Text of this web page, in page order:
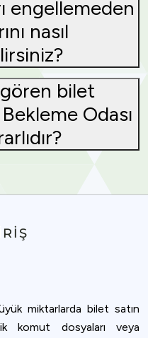
engellemeden
nasıl
bilet
Odası
miktarlarda bilet satın
komut dosyaları veya